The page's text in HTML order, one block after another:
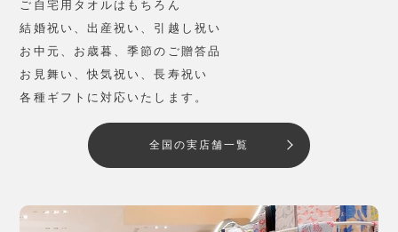
ご自宅用タオルはもちろん
結婚祝い、出産祝い、引越し祝い
お中元、お歳暮、季節のご贈答品
お見舞い、快気祝い、長寿祝い
各種ギフトに対応いたします。
全国の実店舗一覧